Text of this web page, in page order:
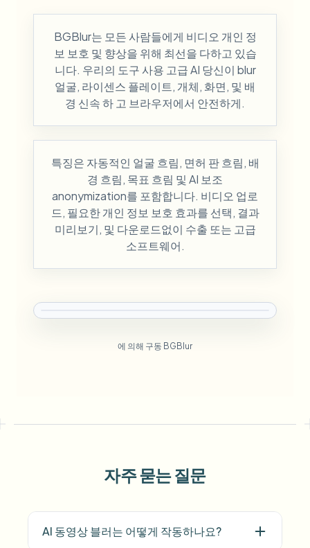
BGBlur는 모든 사람들에게 비디오 개인 정
보 보호 및 향상을 위해 최선을 다하고 있습
니다. 우리의 도구 사용 고급 AI 당신이 blur
얼굴, 라이센스 플레이트, 개체, 화면, 및 배
경 신속 하 고 브라우저에서 안전하게.
특징은 자동적인 얼굴 흐림, 면허 판 흐림, 배
경 흐림, 목표 흐림 및 AI 보조
anonymization를 포함합니다. 비디오 업로
드, 필요한 개인 정보 보호 효과를 선택, 결과
미리보기, 및 다운로드없이 수출 또는 고급
소프트웨어.
에 의해 구동 BGBlur
자주 묻는 질문
AI 동영상 블러는 어떻게 작동하나요?